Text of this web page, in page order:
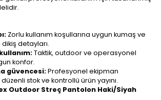
Zorlu kullanım koşullarına uygun kumaş ve
detayları.
Taktik, outdoor ve operasyonel
konfor.
güvencesi:Profesyonel ekipman
stok ve kontrollü ürün yayını.
Outdoor Streç Pantolon Haki/Siyah